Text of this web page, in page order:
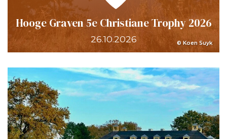
© Koen Suyk
Hooge Graven 5e Christiane Trophy 2026
26.10.2026